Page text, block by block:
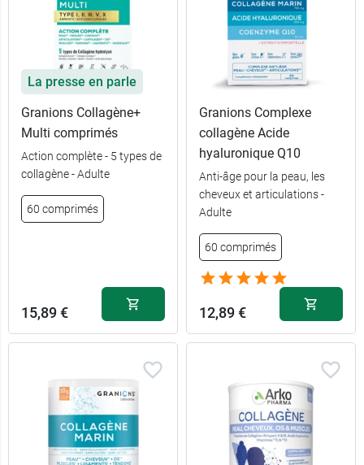
La presse en parle
Granions Collagène+
Multi comprimés
Action complète - 5 types de
collagène - Adulte
60 comprimés
15,89 €
Granions Complexe
collagène Acide
hyaluronique Q10
Anti-âge pour la peau, les
cheveux et articulations -
Adulte
60 comprimés
12,89 €